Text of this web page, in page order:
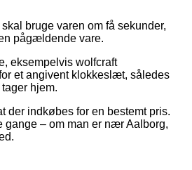
bruge varen om få sekunder,
pågældende vare.
eksempelvis wolfcraft
et angivent klokkeslæt, således
hjem.
der indkøbes for en bestemt pris.
gange – om man er nær Aalborg,